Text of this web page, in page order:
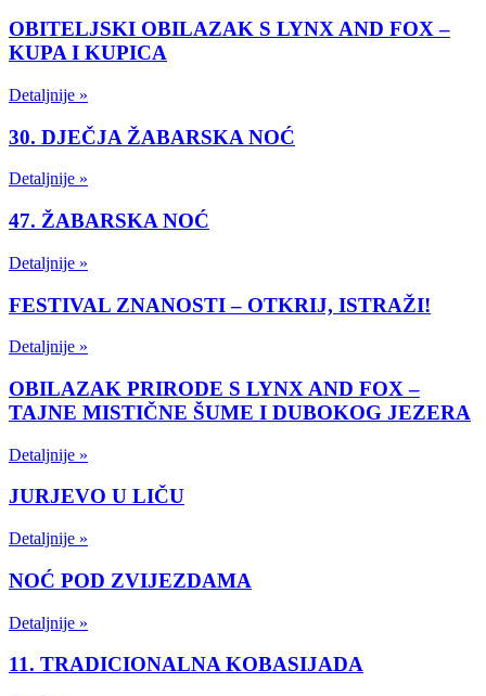
OBITELJSKI OBILAZAK S LYNX AND FOX –
KUPA I KUPICA
Detaljnije »
30. DJEČJA ŽABARSKA NOĆ
Detaljnije »
47. ŽABARSKA NOĆ
Detaljnije »
FESTIVAL ZNANOSTI – OTKRIJ, ISTRAŽI!
Detaljnije »
OBILAZAK PRIRODE S LYNX AND FOX –
TAJNE MISTIČNE ŠUME I DUBOKOG JEZERA
Detaljnije »
JURJEVO U LIČU
Detaljnije »
NOĆ POD ZVIJEZDAMA
Detaljnije »
11. TRADICIONALNA KOBASIJADA